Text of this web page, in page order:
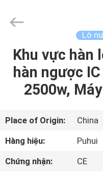
TRANG
CHỦ
SẢN
PHẨM
2026
Reserved.
Lò
Khu vực hàn
hàn ngược
2500w,
Place of Origin:
China
Hàng hiệu:
Puhui
Chứng nhận:
CE